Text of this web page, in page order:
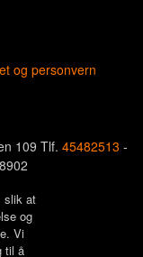
og personvern
109 Tlf. 45482513 -
slik at
og
Vi
til å